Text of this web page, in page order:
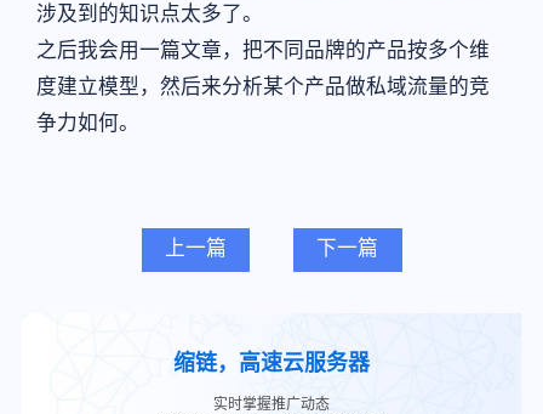
涉及到的知识点太多了。
之后我会用一篇文章，把不同品牌的产品按多个维
度建立模型，然后来分析某个产品做私域流量的竞
争力如何。
上一篇 下一篇
缩链，高速云服务器
实时掌握推广动态